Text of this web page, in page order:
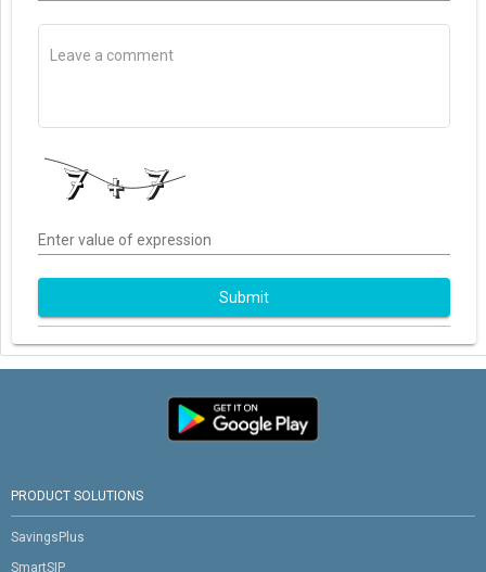
Enter value of expression
Submit
PRODUCT SOLUTIONS
SavingsPlus
SmartSIP